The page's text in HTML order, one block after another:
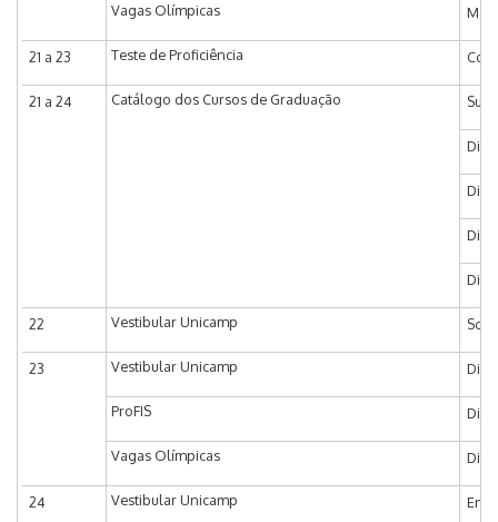
Vagas Olímpicas
21 a 23 Teste de Proficiência
21 a 24 Catálogo dos Cursos de Graduação
Dia
Dia
Dia
Dia
22 Vestibular Unicamp
23 Vestibular Unicamp
ProFIS
Vagas Olímpicas
24 Vestibular Unicamp